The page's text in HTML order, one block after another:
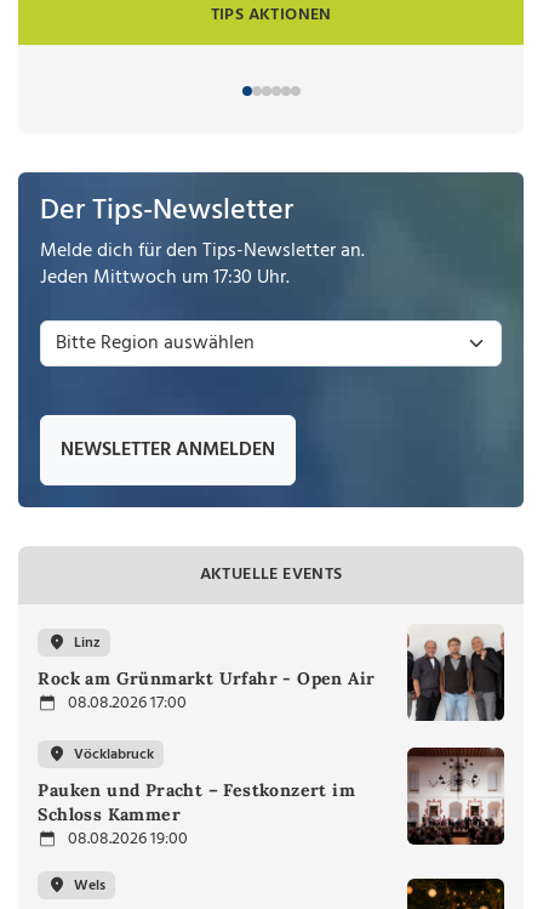
TIPS AKTIONEN
Der Tips-Newsletter
Melde dich für den Tips-Newsletter an.
Jeden Mittwoch um 17:30 Uhr.
NEWSLETTER ANMELDEN
AKTUELLE EVENTS
Linz
Rock am Grünmarkt Urfahr - Open Air
08.08.2026 17:00
Vöcklabruck
Pauken und Pracht – Festkonzert im
Schloss Kammer
08.08.2026 19:00
Wels